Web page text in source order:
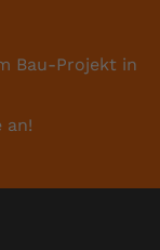
Bau-Projekt in
an!